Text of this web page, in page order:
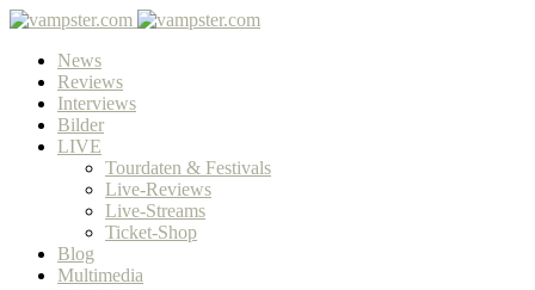
News
Reviews
Interviews
Bilder
LIVE
Tourdaten & Festivals
Live-Reviews
Live-Streams
Ticket-Shop
Blog
Multimedia